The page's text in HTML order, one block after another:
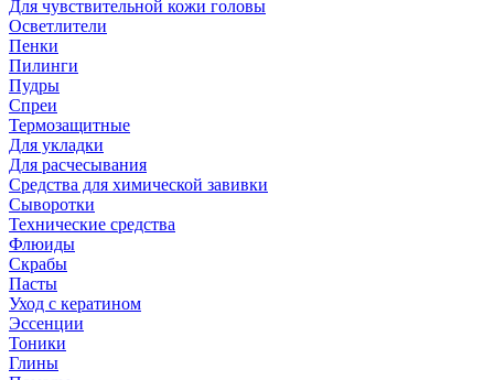
Для чувствительной кожи головы
Осветлители
Пенки
Пилинги
Пудры
Спреи
Термозащитные
Для укладки
Для расчесывания
Средства для химической завивки
Сыворотки
Технические средства
Флюиды
Скрабы
Пасты
Уход с кератином
Эссенции
Тоники
Глины